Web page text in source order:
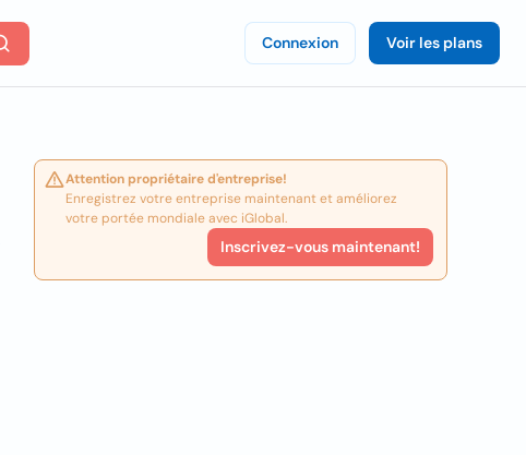
Connexion Voir les plans
Attention propriétaire d'entreprise!
Enregistrez votre entreprise maintenant et améliorez
votre portée mondiale avec iGlobal.
Inscrivez-vous maintenant!